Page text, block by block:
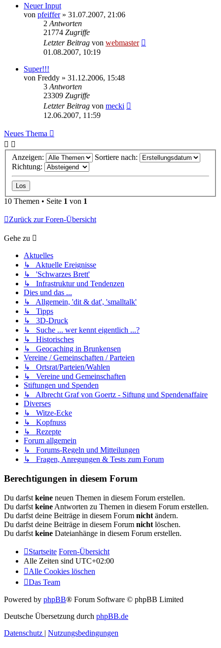
Neuer Input
von pfeiffer» 31.07.2007, 21:06
2 Antworten
21774 Zugriffe
Letzter Beitrag von webmaster
01.08.2007, 10:19
Super!!!
von Freddy » 31.12.2006, 15:48
3 Antworten
23309 Zugriffe
Letzter Beitrag von mecki
12.06.2007, 11:59
Neues Thema
Anzeigen:
Sortiere nach:
Richtung:
10 Themen • Seite 1 von 1
Zurück zur Foren-Übersicht
Gehe zu
Aktuelles
↳ Aktuelle Ereignisse
↳ 'Schwarzes Brett'
↳ Infrastruktur und Tendenzen
Dies und das ...
↳ Allgemein, 'dit & dat', 'smalltalk'
↳ Tipps
↳ 3D-Druck
↳ Suche ... wer kennt eigentlich ...?
↳ Historisches
↳ Geocaching in Brunkensen
Vereine / Gemeinschaften / Parteien
↳ Ortsrat/Parteien/Wahlen
↳ Vereine und Gemeinschaften
Stiftungen und Spenden
↳ Albrecht Graf von Goertz - Siftung und Spendenaffaire
Diverses
↳ Witze-Ecke
↳ Kopfnuss
↳ Rezepte
Forum allgemein
↳ Forums-Regeln und Mitteilungen
↳ Fragen, Anregungen & Tests zum Forum
Berechtigungen in diesem Forum
Du darfst keine neuen Themen in diesem Forum erstellen.
Du darfst keine Antworten zu Themen in diesem Forum erstellen.
Du darfst deine Beiträge in diesem Forum nicht ändern.
Du darfst deine Beiträge in diesem Forum nicht löschen.
Du darfst keine Dateianhänge in diesem Forum erstellen.
Startseite Foren-Übersicht
Alle Zeiten sind UTC+02:00
Alle Cookies löschen
Das Team
Powered by phpBB® Forum Software © phpBB Limited
Deutsche Übersetzung durch phpBB.de
Datenschutz | Nutzungsbedingungen